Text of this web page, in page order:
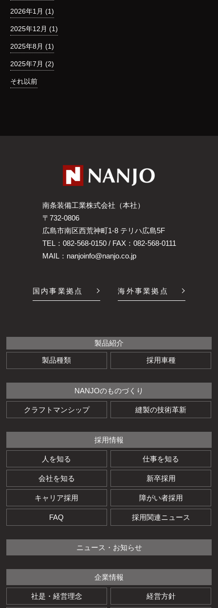
2026年1月 (1)
2025年12月 (1)
2025年8月 (1)
2025年7月 (2)
それ以前
南条装備工業株式会社（本社）
〒732-0806
広島市南区西荒神町1-8 テリハ広島5F
TEL： 082-568-0150/ FAX：082-568-0111
MAIL： nanjoinfo@nanjo.co.jp
国内事業拠点 海外事業拠点
製品紹介
製品種類 採用車種
NANJOのものづくり
クラフトマンシップ 縫製の技術革新
採用情報
人を知る 仕事を知る
会社を知る 新卒採用
キャリア採用 障がい者採用
FAQ 採用関連ニュース
ニュース・お知らせ
企業情報
社是・経営理念 経営方針